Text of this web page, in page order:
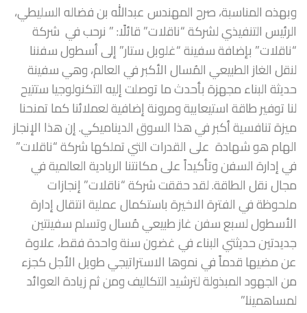
وبهذه المناسبة، صرح المهندس عبدالله بن فضاله السليطي،
الرئيس التنفيذي لشركة “ناقلات” قائلًا: ” نرحب في شركة
“ناقلات” بإضافة سفينة “غلوبل ستار” إلى أسطول سفننا
لنقل الغاز الطبيعي المُسال الأكبر في العالم، وهي سفينة
حديثة البناء مجهزة بأحدث ما توصلت إليه التكنولوجيا ستتيح
لنا توفير طاقة استيعابية ومرونة إضافية لعملائنا كما تمنحنا
ميزة تنافسية أكبر في هذا السوق الديناميكي. إن هذا الإنجاز
الهام هو شهادة على القدرات التي تملكها شركة “ناقلات”
في إدارة السفن وتأكيداً على مكانتنا الريادية العالمية في
مجال نقل الطاقة. لقد حققت شركة “ناقلات” إنجازات
ملحوظة في الفترة الاخيرة باستكمال عملية انتقال إدارة
الأسطول لسبع سفن غاز طبيعي مُسال وتسلم سفينتين
جديدتين حديثتي البناء في غضون سنة واحدة فقط، علاوة
عن مضيها قدماً في نموها الاستراتيجي طويل الأجل كجزء
من الجهود المبذولة لترشيد التكاليف ومن ثم زيادة العوائد
لمساهمينا.”